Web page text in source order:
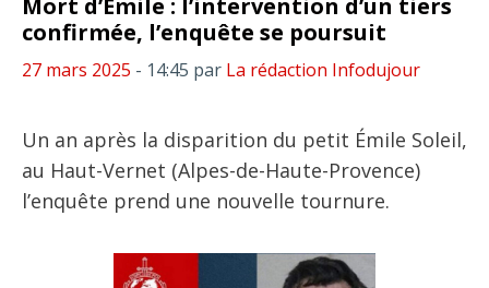
Mort d’Émile : l’intervention d’un tiers
confirmée, l’enquête se poursuit
27 mars 2025 - 14:45 par La rédaction Infodujour
Un an après la disparition du petit Émile Soleil,
au Haut-Vernet (Alpes-de-Haute-Provence)
l’enquête prend une nouvelle tournure.